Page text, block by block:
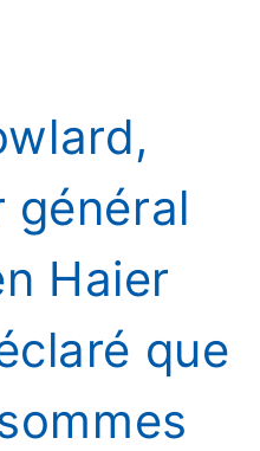
général
Haier
que